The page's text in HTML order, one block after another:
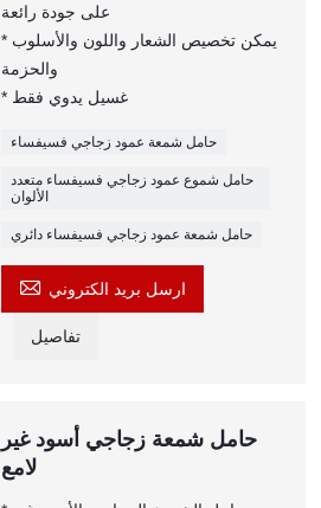
على جودة رائعة
* يمكن تخصيص الشعار واللون والأسلوب
والحزمة
* غسيل يدوي فقط
حامل شمعة عمود زجاجي فسيفساء
حامل شموع عمود زجاجي فسيفساء متعدد
الألوان
حامل شمعة عمود زجاجي فسيفساء دائري
 ارسل بريد الكتروني
تفاصيل
حامل شمعة زجاجي أسود غير
لامع